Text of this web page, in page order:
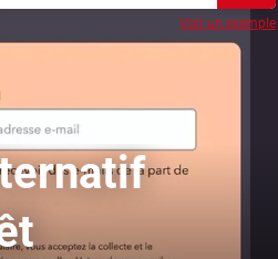
Voir un exemple